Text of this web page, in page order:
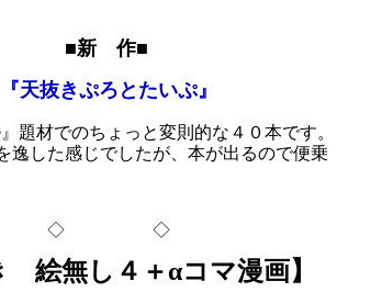
■新　作■
『天抜きぷろとたいぷ』
』題材でのちょっと変則的な４０本です。
逸した感じでしたが、本が出るので便乗
◇　　　　　◇
　絵無し４＋αコマ漫画】